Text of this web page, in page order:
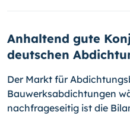
Anhaltend gute
deutschen
Der Markt für
Bauwerksabdichtungen
nachfrageseitig ist die